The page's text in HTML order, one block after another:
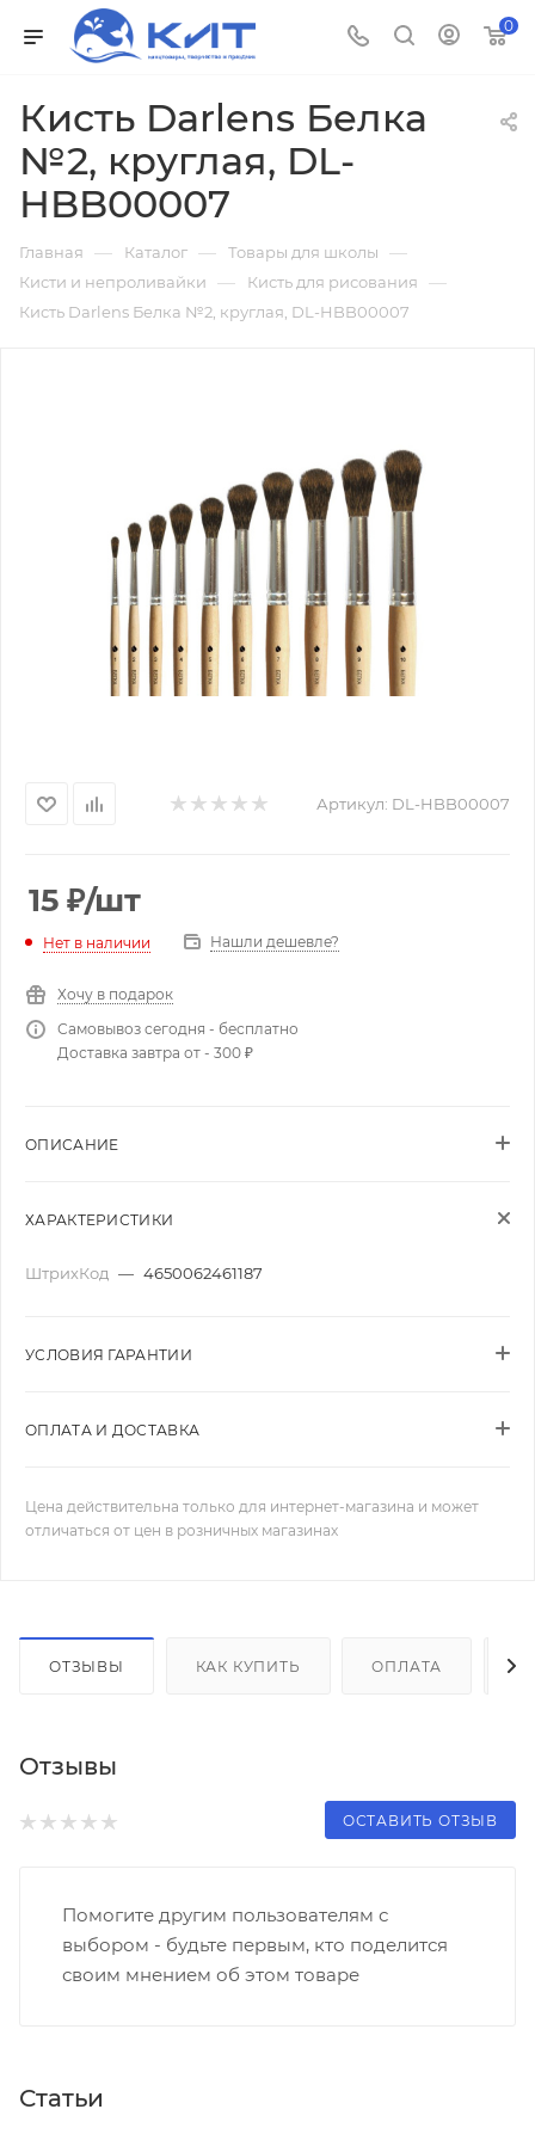
0
Кисть Darlens Белка
№2, круглая, DL-
HBB00007
Главная — Каталог — Товары для школы —
Кисти и непроливайки — Кисть для рисования —
Кисть Darlens Белка №2, круглая, DL-HBB00007
Артикул: DL-HBB00007
15 ₽/шт
Нет в наличии Нашли дешевле?
Хочу в подарок
Самовывоз сегодня - бесплатно
Доставка завтра от - 300 ₽
ОПИСАНИЕ
ХАРАКТЕРИСТИКИ
ШтрихКод — 4650062461187
УСЛОВИЯ ГАРАНТИИ
ОПЛАТА И ДОСТАВКА
Цена действительна только для интернет-магазина и может
отличаться от цен в розничных магазинах
ОТЗЫВЫ КАК КУПИТЬ ОПЛАТА
Отзывы
ОСТАВИТЬ ОТЗЫВ
Помогите другим пользователям с
выбором - будьте первым, кто поделится
своим мнением об этом товаре
Статьи